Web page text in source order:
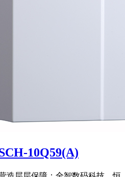
10Q59(A)